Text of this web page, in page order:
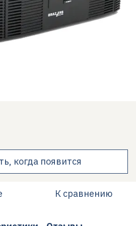
когда появится
К сравнению